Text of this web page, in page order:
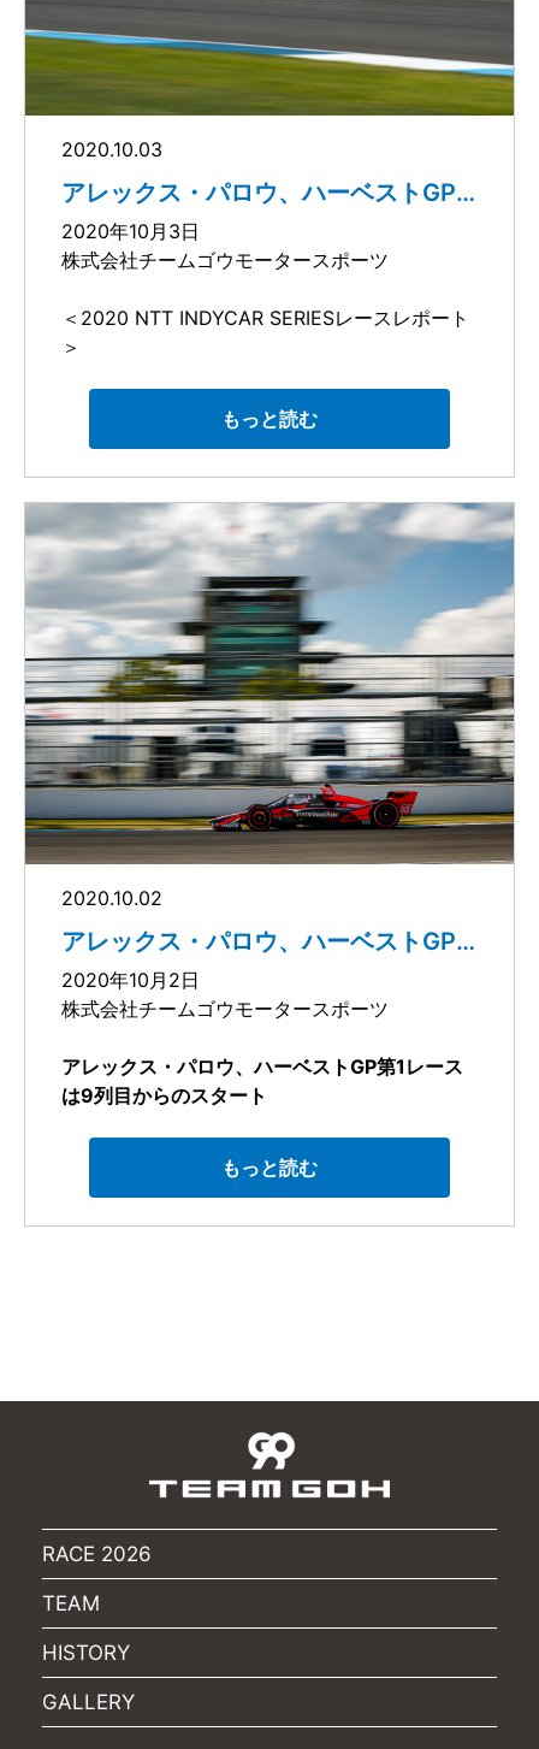
ーシング with ヴァッサー・サリヴァン）の両選
手の今シーズンについて「チームにとって良い
年でした。ドライバーは2人とも経験を積みまし
た。アレックスにとっては、今年はテストもな
く、彼にとって未体験のコースばかりで、レー
スウィークエンドのスケジュールも短くてルー
キー・デーもない大変なシーズンだったと思い
ます。サンティノは印象的な走りを見せてくれ
ました。両ドライバーとも今期はよくやってく
願っています。徐々に結果も良くなってきてい
ますし、安定感も出てきました。簡単にはいか
ないと思いますが、トップ10フィニッシュを目
指していますし、チャンスがあればさらに上も
のみで、現地米国東部標準時10月24日(土)午前
10時55分から90分間の練習走行、同日午後3時
5分から3ラウンドのファストシックス予選が行
われ、翌25日(日)午前10時40分から30分間のウ
ラッグの予定です。
日本では、26日(月)午前3時（25日深夜27時）
からGAORA SPORTSで生中継を予定していま
す。
デイル・コイン・レーシング with チームゴウの
ルーキー、アレックス・パロウは、現地3日(土)
に開催された2020年インディカー・シリーズ第
13戦ハーベスト・グランプリ第2レースで、目
ンダ・エンジン搭載の55号車を駆り9位でチェ
ッカーを受けました。
第2レースの予選では4番グリッドを獲得し、第
く前に出たパロウですが、それは、わずか
0.0567秒差でフロントローを逃した惜しい結果
第1レースよりも10周回少ない75周回の第2レー
ス、パロウはスタートで1つポジションを落とし
て5番手に後退することになりましたが、そこか
らはそのポジションをキープしたまま25周回目
に6番手で最初のピットストップ。
燃費戦略が課題となるレースとなった中盤、パ
ロウは9番手につけていました。その後の最終ス
ティントでは10秒以上の差をつけて10番手を走
るパジェノー選手を抑えていましたが、前を走
るチャンピオンシップ首位のディクソン選手を
捕えることはかないませんでした。
◆アレックス・パロウのコメント
「上手くいった1日だと思います。今朝の予選は
上出来で、昨日よりもかなり良い結果となりま
した。レッドタイヤを2セット使うリスキーな戦
略をとりましたが、それが功を奏し、目標だっ
たトップ10フィニッシュを達成できました。」
ーによるレースマネジメントは初めてでした
が、上手くいって良かったです。今日トップ10
に入ることができたので、3週間後にまた良い結
果を残してシーズンを締めくくることができれ
ばと思っています。」
デイル・コイン・レーシング with チームゴウの
次戦は、10月25日に開催されるファイアスト
ン・グランプリ・オブ・セントピーターズバー
グ、2020年NTTインディカー・シリーズの最終
2020.10.03
アレックス・パロウ、ハーベストGP
第1レースは17位でフィニッシュ
2020年10月3日
株式会社チームゴウモータースポーツ
＜2020 NTT INDYCAR SERIESレースレポート
＞
開催地：インディアナポリス・モーター・スピ
ードウェイ / ロードコース / 2.439マイル
決勝開催日：2020年10月2日 決勝結果：
17位
アレックス・パロウ、ハーベストGP第1
レースは17位でフィニッシュ
～序盤のペナルティが悔やまれる結果に
～
デイル・コイン・レーシング withチームゴウの
ドライバー、アレックス・パロウは、10月2日
(金)開催のハーベストGP第1レースは17位でフィ
ニッシュ。序盤のペナルティが影響し、残念な
パロウは、85周回の決勝レースのスタートで、
17番手から幾つかポジションを上げ、その後も
快調に周回を重ねて、他車よりもファーストス
ティントを長くとる戦略を選択。
22周回を終えてピットインしたホンダ・エンジ
ン55号車のパロウは、ピット戦略が功を奏して
さらに上位を狙っていけるかに見えましたが、
この時、ピットアウトでの違反によりドライブ
スルーペナルティを科せられ、25番手まで順位
を落とすことに。
◆アレックス・パロウのコメント
「最初のピットストップの時にピットアウトで
ミスをしてしまい、大きくポジションを落とし
「我々の55号車は好調で、競争力があっただけ
に残念で仕方ありません。昨日の予選で何が問
題だったのかも判明したので、明日の予選では
より上のポジションを目指して、第2レースで良
い結果を残せるチャンスを掴みたいと思いま
す。」
もっと読む
2020.10.02
アレックス・パロウ、ハーベストGP
第1レースは9列目からのスタート
2020年10月2日
株式会社チームゴウモータースポーツ
アレックス・パロウ、ハーベストGP第1レース
は9列目からのスタート
デイル・コイン・レーシング with チームゴウの
以内を走行していましたが、オルタネートタイ
ヤに履き替えてからタイムが上がらず、
1:10.0323のファステストラップでグループ9位
という結果に終わりました。
◆アレックス・パロウのコメント
「今日の練習走行でのマシンはとても調子が良
く、今晩の予選に向けては不安要素がありませ
んでしたから、予選結果は残念で仕方がありま
せん。マシンのフィーリングは良かったのです
が、スピードが出ませんでした。今、エンジニ
アが詳しくマシンをみていますが、明日の決勝
では強さを取り戻せるものと信じています。」
インディアナポリス・モーター・スピードウェ
イのロードコース85周回となるNTTインディカ
もっと読む
RACE 2026
TEAM
HISTORY
GALLERY